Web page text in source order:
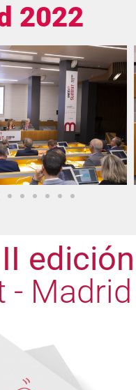
2022
II edición
-